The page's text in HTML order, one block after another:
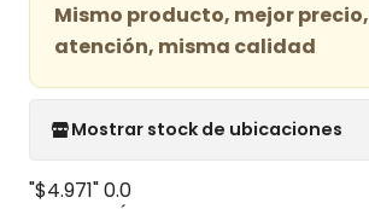
Mismo producto, mejor
atención, misma calidad
Mostrar stock de ubicaciones
"$4.971"0.0